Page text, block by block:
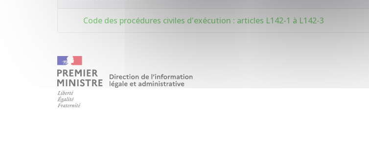
Code des procédures civiles d'exécution : articles L142-1 à L142-3